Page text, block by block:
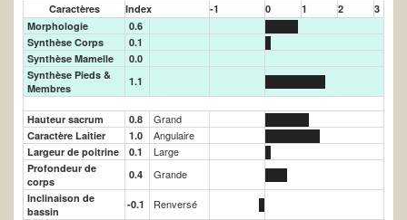
Caractères Index -1 0 1 2
3
Morphologie
0.6
Synthèse Corps
0.1
Synthèse Mamelle
0.0
Synthèse Pieds &
Membres
1.1
Hauteur sacrum 0.8 Grand
Caractère Laitier 1.0 Angulaire
Largeur de poitrine 0.1 Large
Profondeur de
corps
0.4 Grande
Inclinaison de
bassin
-0.1 Renversé